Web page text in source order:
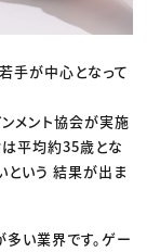
手が中心となって
メント協会が実施
平均約35歳とな
という 結果が出ま
い業界です。ゲー